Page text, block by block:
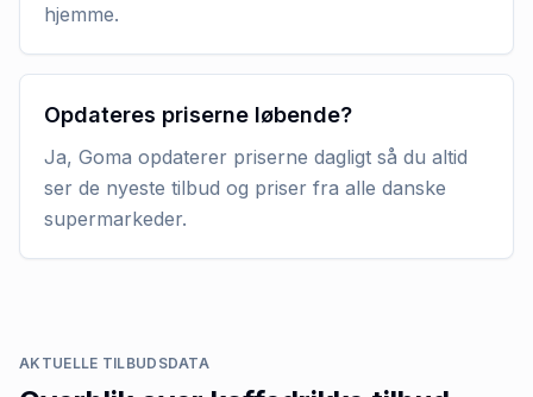
hjemme.
Opdateres priserne løbende?
Ja, Goma opdaterer priserne dagligt så du altid
ser de nyeste tilbud og priser fra alle danske
supermarkeder.
AKTUELLE TILBUDSDATA